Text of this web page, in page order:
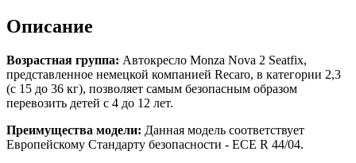
Описание
Возрастная группа: Автокресло Monza Nova 2 Seatfix,
представленное немецкой компанией Recaro, в категории 2,3
(с 15 до 36 кг), позволяет самым безопасным образом
перевозить детей с 4 до 12 лет.
Преимущества модели: Данная модель соответствует
Европейскому Стандарту безопасности - ECE R 44/04.